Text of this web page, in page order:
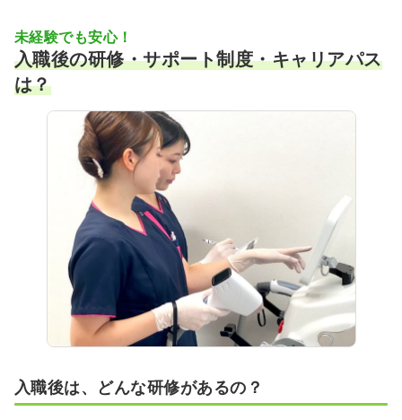
未経験でも安心！
入職後の研修・サポート制度・キャリアパス
は？
入職後は、どんな研修があるの？